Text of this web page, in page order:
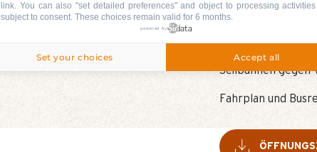
17,20 € (Bus*) +
: Ticket
** Tages-Skipass
Seilbahnen gegen
Fahrplan und
link. You can also "set detailed preferences" and object to processing
subject to consent. These choices remain valid for 6 months.
powered by
Set your choices Accept all